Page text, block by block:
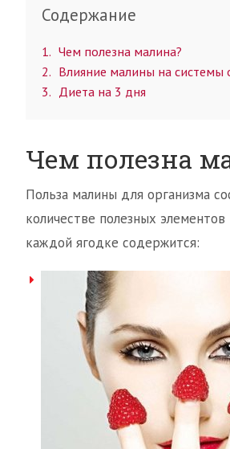
Содержание
1
Чем полезна малина?
2
Влияние малины на системы
3
Диета на 3 дня
Чем полезна
Польза малины для организма
количестве полезных
каждой ягодке содержится: